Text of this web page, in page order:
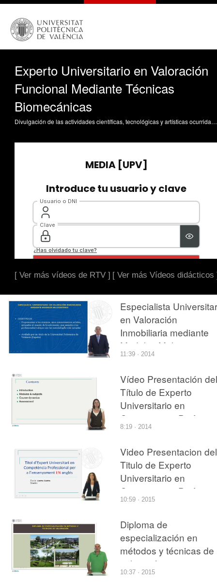
Experto Universitario en Valoración
Funcional Mediante Técnicas
Biomecánicas
Divulgación de las actividades científicas, tecnológicas y artísticas ocurridas en los tres campus de la UPV
[ Ver más vídeos de RTV ] [ Ver más Vídeos didácticos
Especialista
en Valoración
Inmobiliaria mediante
Modelos Multicriterio
11:39 · 2014
Vídeo Presentación del
Título de Experto
Universitario en
Competencia
para la Enseñanza en
8:19 · 2014
Video Presentacion del
Titulo de Experto
Universitario en
Competencia
para la Ense?anza en
10:59 · 2015
Diploma de
especialización en
métodos y técnicas de
valoración
10:37 · 2015